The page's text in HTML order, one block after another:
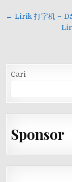
Navigasi
← Lirik 打字机 –
Cari
Sponsor